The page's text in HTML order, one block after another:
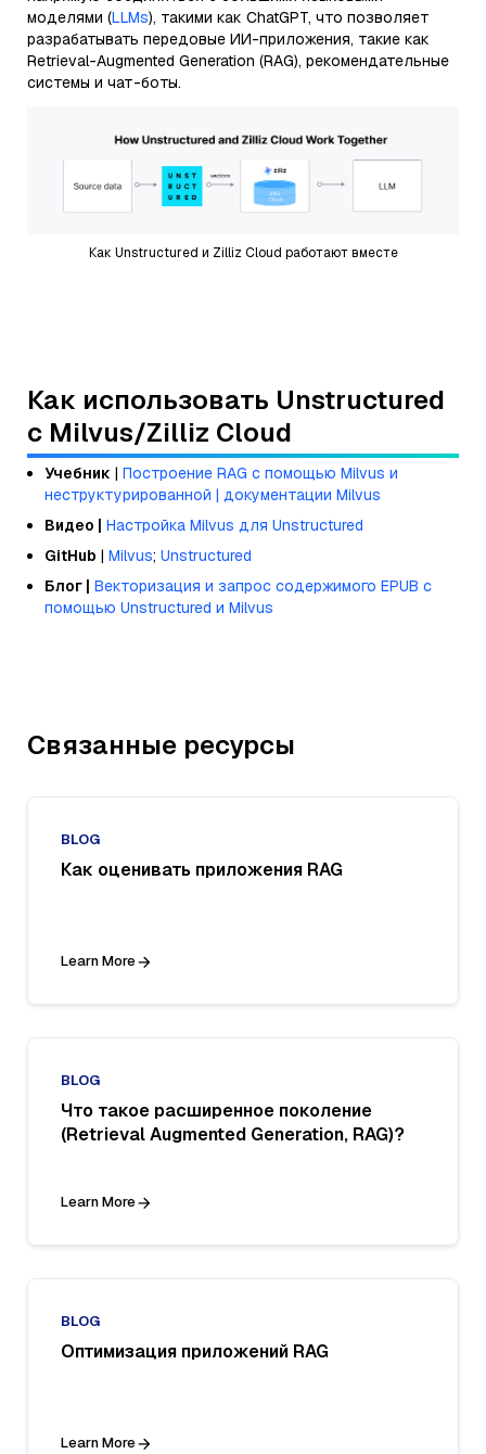
моделями (LLMs), такими как ChatGPT, что позволяет
разрабатывать передовые ИИ-приложения, такие как
Retrieval-Augmented Generation (RAG), рекомендательные
системы и чат-боты.
Как Unstructured и Zilliz Cloud работают вместе
Как использовать Unstructured
с Milvus/Zilliz Cloud
Учебник | Построение RAG с помощью Milvus и
неструктурированной | документации Milvus
Видео | Настройка Milvus для Unstructured
GitHub | Milvus; Unstructured
Блог | Векторизация и запрос содержимого EPUB с
помощью Unstructured и Milvus
Связанные ресурсы
BLOG
Как оценивать приложения RAG
Learn More
BLOG
Что такое расширенное поколение
(Retrieval Augmented Generation, RAG)?
Learn More
BLOG
Оптимизация приложений RAG
Learn More